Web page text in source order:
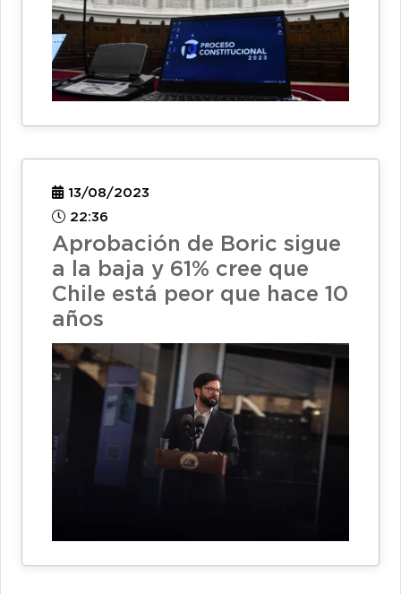
13/08/2023
22:36
Aprobación de Boric sigue
a la baja y 61% cree que
Chile está peor que hace 10
años